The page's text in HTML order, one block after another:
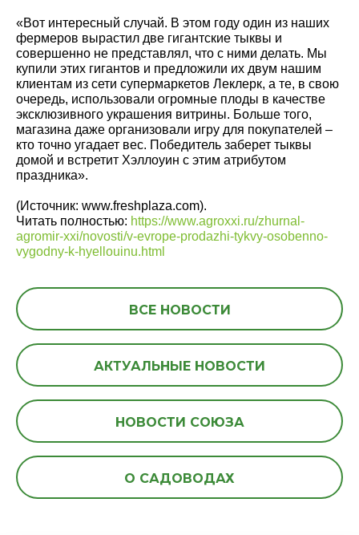
«Вот интересный случай. В этом году один из наших
фермеров вырастил две гигантские тыквы и
совершенно не представлял, что с ними делать. Мы
купили этих гигантов и предложили их двум нашим
клиентам из сети супермаркетов Леклерк, а те, в свою
очередь, использовали огромные плоды в качестве
эксклюзивного украшения витрины. Больше того,
магазина даже организовали игру для покупателей –
кто точно угадает вес. Победитель заберет тыквы
домой и встретит Хэллоуин с этим атрибутом
праздника».
(Источник: www.freshplaza.com).
Читать полностью: https://www.agroxxi.ru/zhurnal-
agromir-xxi/novosti/v-evrope-prodazhi-tykvy-osobenno-
vygodny-k-hyellouinu.html
ВСЕ НОВОСТИ
АКТУАЛЬНЫЕ НОВОСТИ
НОВОСТИ СОЮЗА
О САДОВОДАХ